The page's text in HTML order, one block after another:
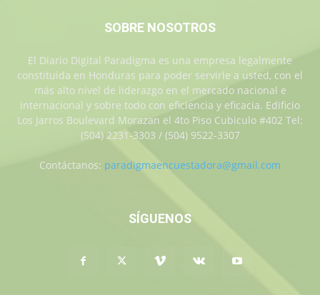
SOBRE NOSOTROS
El Diario Digital Paradigma es una empresa legalmente
constituida en Honduras para poder servirle a usted, con el
más alto nivel de liderazgo en el mercado nacional e
internacional y sobre todo con eficiencia y eficacia. Edificio
Los Jarros Boulevard Morazan el 4to Piso Cubiculo #402 Tel:
(504) 2231-3303 / (504) 9522-3307
Contáctanos: paradigmaencuestadora@gmail.com
SÍGUENOS